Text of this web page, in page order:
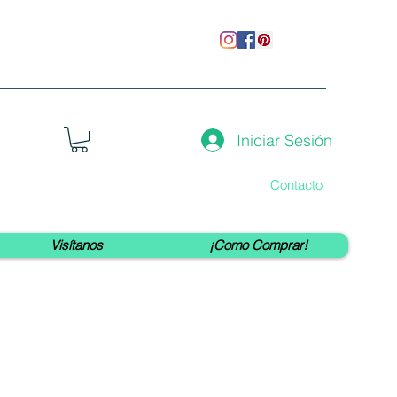
Iniciar Sesión
Contacto
Visítanos ¡Como Comprar!